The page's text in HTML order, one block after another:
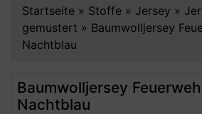
Startseite » Stoffe » Jersey »
gemustert » Baumwolljersey
Nachtblau
Baumwolljersey
Nachtblau